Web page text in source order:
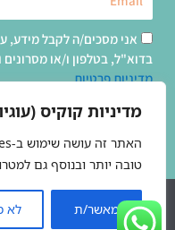
מדיניות קוקיס
טובה יותר ובנוסף גם
לא מאשר/ת
אישור
קבלת
עדכונים
אני מסכים/ה לקבל מידע,
בדוא"ל, בטלפון ו/או
מדיניות פרטיות
זכויות